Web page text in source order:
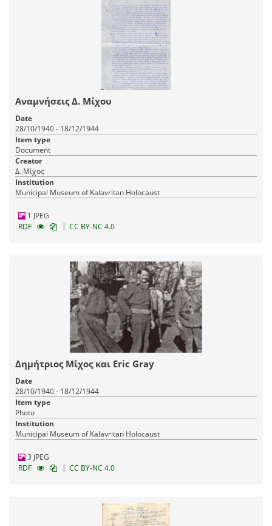
Αναμνήσεις Δ. Μίχου
Date
28/10/1940 - 18/12/1944
Item type
Document
Creator
Δ. Μίχος
Institution
Municipal Museum of Kalavritan Holocaust
1 JPEG
RDF
| CC BY-NC 4.0
Δημήτριος Μίχος και Eric Gray
Date
28/10/1940 - 18/12/1944
Item type
Photo
Institution
Municipal Museum of Kalavritan Holocaust
3 JPEG
RDF
| CC BY-NC 4.0